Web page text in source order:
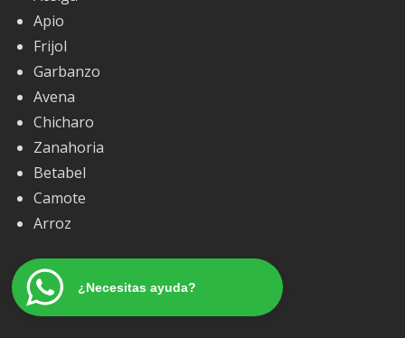
Apio
Frijol
Garbanzo
Avena
Chicharo
Zanahoria
Betabel
Camote
Arroz
¿Necesitas ayuda?